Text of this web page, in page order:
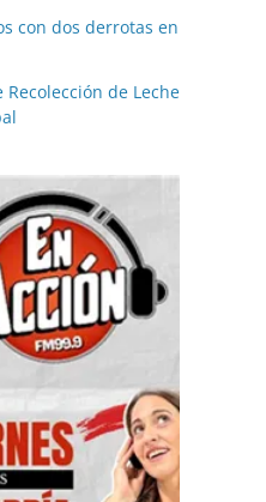
con dos derrotas en
de Leche